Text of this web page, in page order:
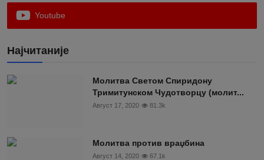
Youtube
Најчитаније
Moлитва Светом Спиридону
Тримитунском Чудотворцу (молит...
Август 17, 2020 81.3k
Молитва против враџбина
Август 14, 2020 67.1k